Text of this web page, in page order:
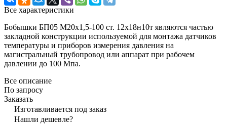
Все характеристики
Бобышки БП05 М20х1,5-100 ст. 12х18н10т являются частью
закладной конструкции используемой для монтажа датчиков
температуры и приборов измерения давления на
магистральный трубопровод или аппарат при рабочем
давлении до 100 Мпа.
Все описание
По запросу
Заказать
Изготавливается под заказ
Нашли дешевле?